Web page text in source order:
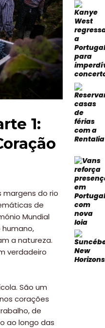
1:
margens do rio
de
Mundial
humano,
a natureza.
verdadeiro
São um
corações
de
ao longo das